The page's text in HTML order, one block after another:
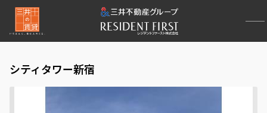
シティタワー新宿